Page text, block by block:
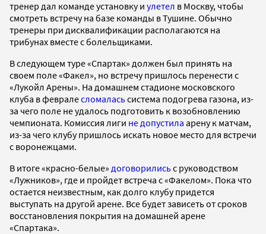
тренер дал команде установку и улетел в Москву, чтобы
смотреть встречу на базе команды в Тушине. Обычно
тренеры при дисквалификации располагаются на
трибунах вместе с болельщиками.
В следующем туре «Спартак» должен был принять на
своем поле «Факел», но встречу пришлось перенести с
«Лукойл Арены». На домашнем стадионе московского
клуба в февралесломаласьсистема подогрева газона, из-
за чего поле не удалось подготовить к возобновлению
чемпионата. Комиссия лиги не допустила арену к матчам,
из-за чего клубу пришлось искать новое место для встречи
с воронежцами.
В итоге «красно-белые» договорилисьс руководством
«Лужников», где и пройдет встреча с «Факелом». Пока что
остается неизвестным, как долго клубу придется
выступать на другой арене. Все будет зависеть от сроков
восстановления покрытия на домашней арене
«Спартака».